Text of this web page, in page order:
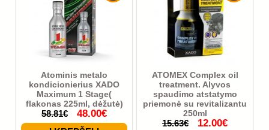
Atominis metalo
kondicionierius XADO
Maximum 1 Stage(
flakonas 225ml, dėžutė)
58.81€ 48.00€
ATOMEX Complex oil
treatment. Alyvos
spaudimo atstatymo
priemonė su revitalizantu
250ml
15.63€ 12.00€